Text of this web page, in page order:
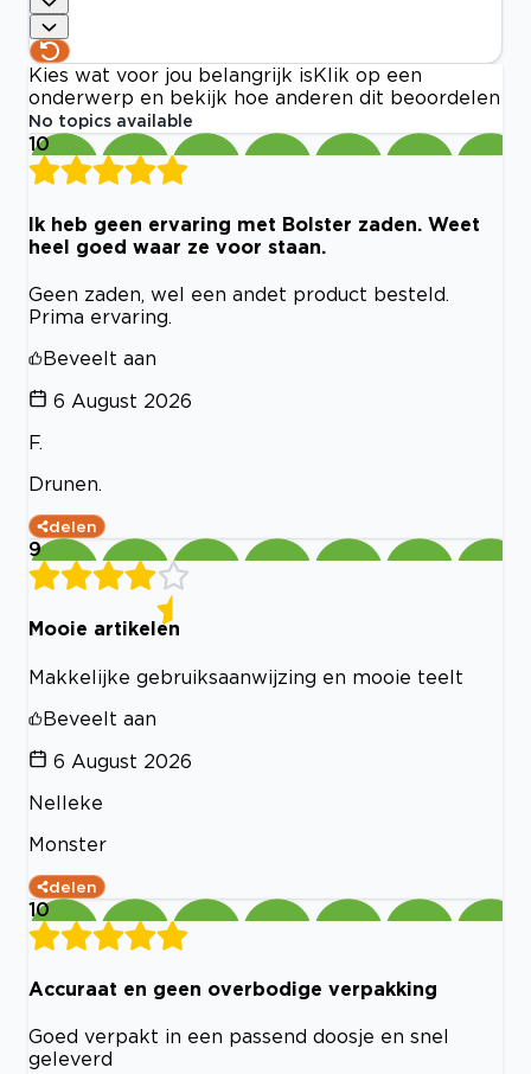
Kies wat voor jou belangrijk is Klik op een
onderwerp en bekijk hoe anderen dit beoordelen
No topics available
10
Ik heb geen ervaring met Bolster zaden. Weet
heel goed waar ze voor staan.
Geen zaden, wel een andet product besteld.
Prima ervaring.
Beveelt aan
6 August 2026
F.
Drunen.
delen
9
Mooie artikelen
Makkelijke gebruiksaanwijzing en mooie teelt
Beveelt aan
6 August 2026
Nelleke
Monster
delen
10
Accuraat en geen overbodige verpakking
Goed verpakt in een passend doosje en snel
geleverd